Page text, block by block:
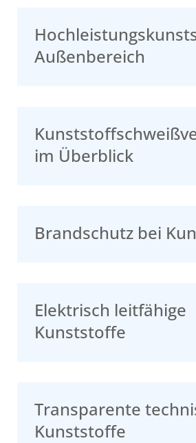
Außenbereich
im Überblick
Brandschutz bei
Elektrisch leitfähige
Kunststoffe
Transparente
Kunststoffe